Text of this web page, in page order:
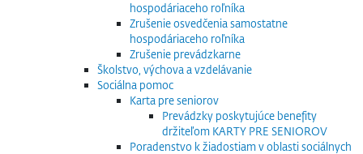
hospodáriaceho roľníka
Zrušenie osvedčenia samostatne
hospodáriaceho roľníka
Zrušenie prevádzkarne
Školstvo, výchova a vzdelávanie
Sociálna pomoc
Karta pre seniorov
Prevádzky poskytujúce benefity
držiteľom KARTY PRE SENIOROV
Poradenstvo k žiadostiam v oblasti sociálnych